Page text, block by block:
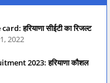
हरियाणा सीईटी का रिजल्ट
2022
2023: हरियाणा कौशल